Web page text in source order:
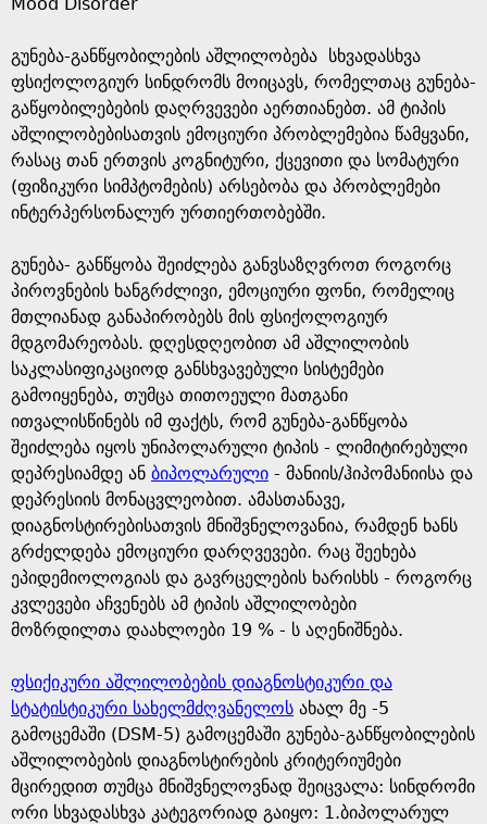
g
e
გუნება-განწყობილების აშლილობება სხვადასხვა
ფსიქოლოგიურ სინდრომს მოიცავს, რომელთაც გუნება-
გაწყობილებების დაღრვევები აერთიანებთ. ამ ტიპის
აშლილობებისათვის ემოციური პრობლემებია წამყვანი,
რასაც თან ერთვის კოგნიტური, ქცევითი და სომატური
(ფიზიკური სიმპტომების) არსებობა და პრობლემები
ინტერპერსონალურ ურთიერთობებში.
გუნება- განწყობა შეიძლება განვსაზღვროთ როგორც
პიროვნების ხანგრძლივი, ემოციური ფონი, რომელიც
მთლიანად განაპირობებს მის ფსიქოლოგიურ
მდგომარეობას. დღესდღეობით ამ აშლილობის
საკლასიფიკაციოდ განსხვავებული სისტემები
გამოიყენება, თუმცა თითოეული მათგანი
ითვალისწინებს იმ ფაქტს, რომ გუნება-განწყობა
შეიძლება იყოს უნიპოლარული ტიპის - ლიმიტირებული
დეპრესიამდე ან ბიპოლარული - მანიის/ჰიპომანიისა და
დეპრესიის მონაცვლეობით. ამასთანავე,
დიაგნოსტირებისათვის მნიშვნელოვანია, რამდენ ხანს
გრძელდება ემოციური დარღვევები. რაც შეეხება
ეპიდემიოლოგიას და გავრცელების ხარისხს - როგორც
კვლევები აჩვენებს ამ ტიპის აშლილობები
მოზრდილთა დაახლოები 19 % - ს აღენიშნება.
ფსიქიკური აშლილობების დიაგნოსტიკური და
სტატისტიკური სახელმძღვანელოს ახალ მე -5
გამოცემაში (DSM-5) გამოცემაში გუნება-განწყობილების
აშლილობების დიაგნოსტირების კრიტერიუმები
მცირედით თუმცა მნიშვნელოვნად შეიცვალა: სინდრომი
ორი სხვადასხვა კატეგორიად გაიყო: 1.ბიპოლარულ